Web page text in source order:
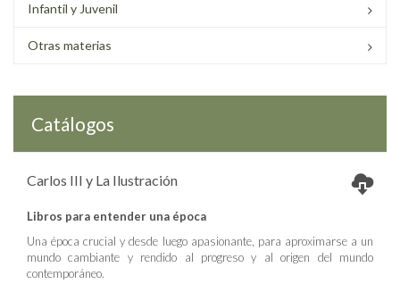
Infantil y Juvenil
Otras materias
Catálogos
Carlos III y La Ilustración
Libros para entender una época
Una época crucial y desde luego apasionante, para aproximarse a un
mundo cambiante y rendido al progreso y al origen del mundo
contemporáneo.